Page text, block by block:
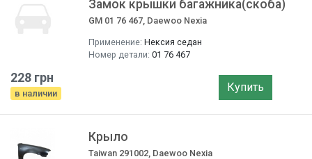
Замок крышки багажника(скоба)
GM 01 76 467, Daewoo Nexia
Применение: Нексия седан
Номер детали: 01 76 467
228 грн
в наличии Купить
Крыло
Taiwan 291002, Daewoo Nexia